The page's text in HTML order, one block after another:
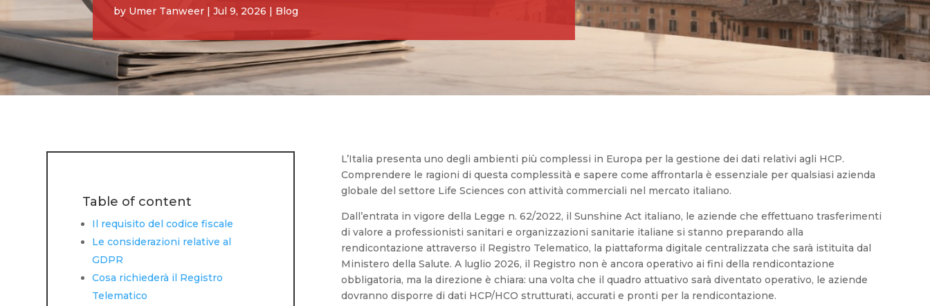
by Umer Tanweer |Jul 9, 2026 | Blog
Table of content
Il requisito del codice fiscale
Le considerazioni relative al
GDPR
Cosa richiederà il Registro
Telematico
L’Italia presenta uno degli ambienti più complessi in Europa per la gestione dei dati relativi agli HCP.
Comprendere le ragioni di questa complessità e sapere come affrontarla è essenziale per qualsiasi azienda
globale del settore Life Sciences con attività commerciali nel mercato italiano.
Dall’entrata in vigore della Legge n. 62/2022, il Sunshine Act italiano, le aziende che effettuano trasferimenti
di valore a professionisti sanitari e organizzazioni sanitarie italiane si stanno preparando alla
rendicontazione attraverso il Registro Telematico, la piattaforma digitale centralizzata che sarà istituita dal
Ministero della Salute. A luglio 2026, il Registro non è ancora operativo ai fini della rendicontazione
obbligatoria, ma la direzione è chiara: una volta che il quadro attuativo sarà diventato operativo, le aziende
dovranno disporre di dati HCP/HCO strutturati, accurati e pronti per la rendicontazione.